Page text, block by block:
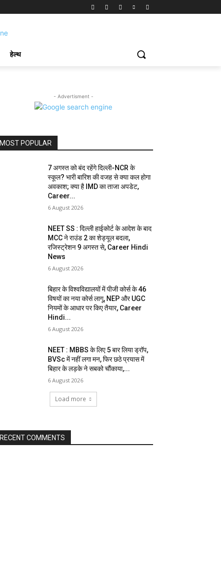
हेल्थ
- Advertisment -
MOST POPULAR
7 अगस्त को बंद रहेंगे दिल्ली-NCR के
स्कूल? भारी बारिश की वजह से क्या कल होगा
अवकाश; क्या है IMD का ताजा अपडेट,
Career...
6 August 2026
NEET SS : दिल्ली हाईकोर्ट के आदेश के बाद
MCC ने राउंड 2 का शेड्यूल बदला,
रजिस्ट्रेशन 9 अगस्त से, Career Hindi
News
6 August 2026
बिहार के विश्वविद्यालयों में पीजी कोर्स के 46
विषयों का नया कोर्स लागू, NEP और UGC
नियमों के आधार पर किए तैयार, Career
Hindi...
6 August 2026
NEET : MBBS के लिए 5 बार लिया ड्रॉप,
BVSc में नहीं लगा मन, फिर छठे प्रयास में
बिहार के लड़के ने सबको चौंकाया,...
6 August 2026
Load more
RECENT COMMENTS